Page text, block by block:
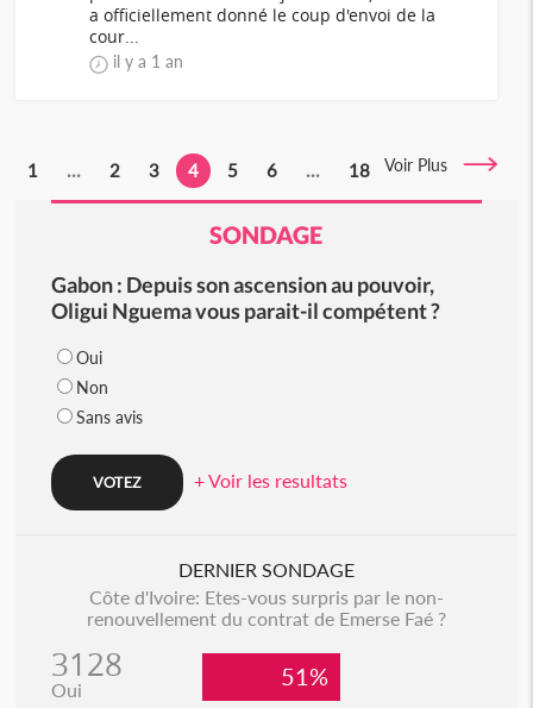
a officiellement donné le coup d'envoi de la
cour...
il y a 1 an
1 ... 2 3 4 5 6 ... 18 Voir Plus
SONDAGE
Gabon : Depuis son ascension au pouvoir,
Oligui Nguema vous parait-il compétent ?
Oui
Non
Sans avis
+ Voir les resultats
DERNIER SONDAGE
Côte d'Ivoire: Etes-vous surpris par le non-
renouvellement du contrat de Emerse Faé ?
3128
Oui 51%